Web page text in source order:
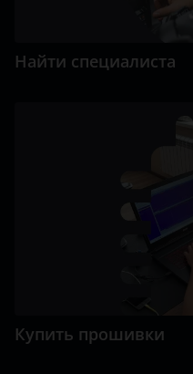
Найти специалиста
Купить прошивки